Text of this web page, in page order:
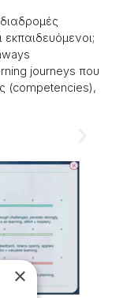
journeys που
(competencies),
×